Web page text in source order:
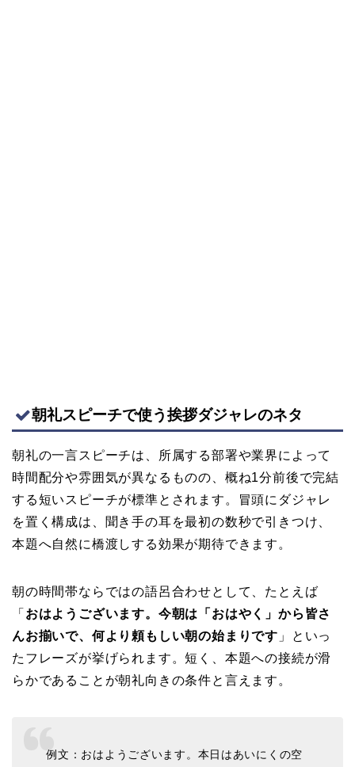
朝礼スピーチで使う挨拶ダジャレのネタ
朝礼の一言スピーチは、所属する部署や業界によって
時間配分や雰囲気が異なるものの、概ね1分前後で完結
する短いスピーチが標準とされます。冒頭にダジャレ
を置く構成は、聞き手の耳を最初の数秒で引きつけ、
本題へ自然に橋渡しする効果が期待できます。
朝の時間帯ならではの語呂合わせとして、たとえば
「 おはようございます。今朝は「おはやく」から皆さ
んお揃いで、何より頼もしい朝の始まりです 」といっ
たフレーズが挙げられます。短く、本題への接続が滑
らかであることが朝礼向きの条件と言えます。
例文：おはようございます。本日はあいにくの空